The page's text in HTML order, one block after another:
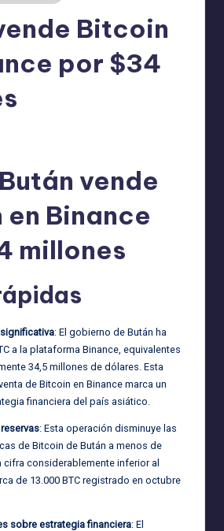
Bitcoin
por $34
vende
Binance
millones
: El gobierno de Bután ha
a la plataforma Binance, equivalentes
34,5 millones de dólares. Esta
de Bitcoin en Binance marca un
financiera del país asiático.
: Esta operación disminuye las
de Bitcoin de Bután a menos de
cifra considerablemente inferior al
de 13.000 BTC registrado en octubre
sobre estrategia financiera: El